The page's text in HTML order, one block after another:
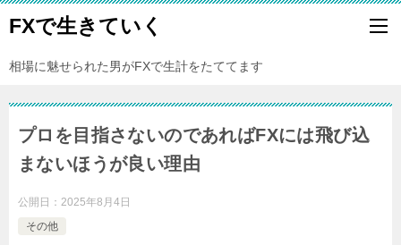
FXで生きていく
相場に魅せられた男がFXで生計をたててます
プロを目指さないのであればFXには飛び込
まないほうが良い理由
公開日： 2025年8月4日
その他